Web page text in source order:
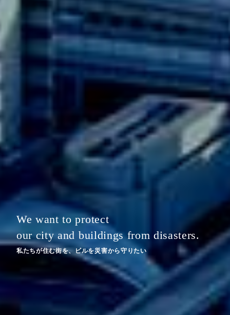
富士防災は「消防設備工事」を専門に行っています
コンプライアンス重視の経営を行っています
We want to protect
our city and buildings from disasters.
私たちが住む街を、ビルを災害から守りたい
We specialize in "firefighting
equipment construction"
富士防災は「消防設備工事」を専門に行っています
コンプライアンス重視の経営を行っています
私たちが住む街を、ビルを災害から守りたい
富士防災は「消防設備工事」を専門に行っています